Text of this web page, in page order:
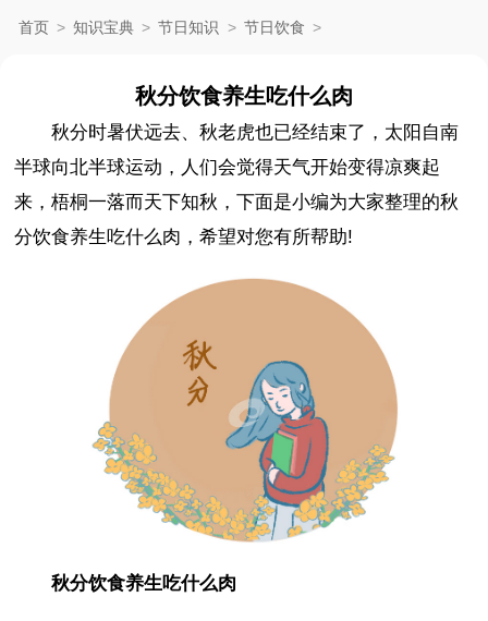
首页 > 知识宝典 > 节日知识 > 节日饮食 >
秋分饮食养生吃什么肉
秋分时暑伏远去、秋老虎也已经结束了，太阳自南
半球向北半球运动，人们会觉得天气开始变得凉爽起
来，梧桐一落而天下知秋，下面是小编为大家整理的秋
分饮食养生吃什么肉，希望对您有所帮助!
秋分饮食养生吃什么肉